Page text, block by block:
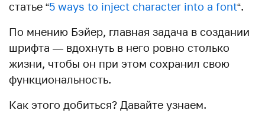
статье “5 ways to inject character into a font“.
По мнению Бэйер, главная задача в создании
шрифта — вдохнуть в него ровно столько
жизни, чтобы он при этом сохранил свою
функциональность.
Как этого добиться? Давайте узнаем.